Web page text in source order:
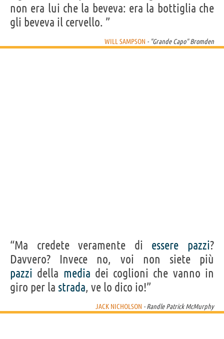
non era lui che la beveva: era la bottiglia che
gli beveva il cervello. ”
WILL SAMPSON - "Grande Capo" Bromden
“Ma credete veramente di essere pazzi?
Davvero? Invece no, voi non siete più
pazzi della media dei coglioni che vanno in
giro per la strada, ve lo dico io!”
JACK NICHOLSON - Randle Patrick McMurphy